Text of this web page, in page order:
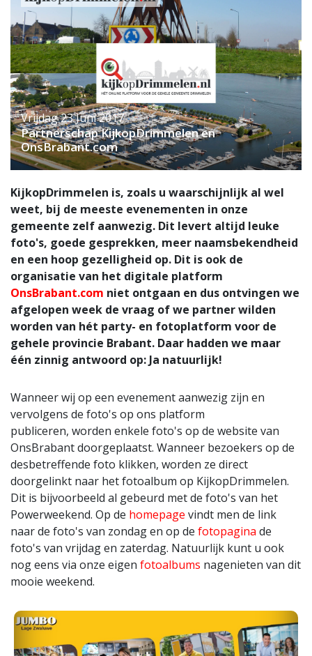
Vrijdag 23 Juni 2017
Partnerschap KijkopDrimmelen en
OnsBrabant.com
KijkopDrimmelen is, zoals u waarschijnlijk al wel
weet, bij de meeste evenementen in onze
gemeente zelf aanwezig. Dit levert altijd leuke
foto's, goede gesprekken, meer naamsbekendheid
en een hoop gezelligheid op. Dit is ook de
organisatie van het digitale platform
OnsBrabant.com niet ontgaan en dus ontvingen we
afgelopen week de vraag of we partner wilden
worden van hét party- en fotoplatform voor de
gehele provincie Brabant. Daar hadden we maar
één zinnig antwoord op: Ja natuurlijk!
Wanneer wij op een evenement aanwezig zijn en
vervolgens de foto's op ons platform
publiceren, worden enkele foto's op de website van
OnsBrabant doorgeplaatst. Wanneer bezoekers op de
desbetreffende foto klikken, worden ze direct
doorgelinkt naar het fotoalbum op KijkopDrimmelen.
Dit is bijvoorbeeld al gebeurd met de foto's van het
Powerweekend. Op de homepage vindt men de link
naar de foto's van zondag en op de fotopagina de
foto's van vrijdag en zaterdag. Natuurlijk kunt u ook
nog eens via onze eigen fotoalbums nagenieten van dit
mooie weekend.